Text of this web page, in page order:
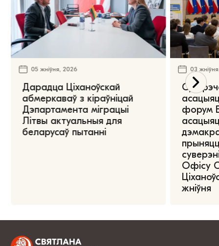
05 жніўня, 2026
Дарадца Ціханоўскай
абмеркаваў з кіраўніцай
Дэпартамента міграцыі
Літвы актуальныя для
беларусаў пытанні
03
форум
Офісу
жніўня